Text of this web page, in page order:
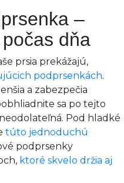
–
dňa
prsia prekážajú,
podprsenkách.
a zabezpečia
sa po tejto
Pod hladké
túto jednoduchú
podprsenky
ktoré skvelo držia aj